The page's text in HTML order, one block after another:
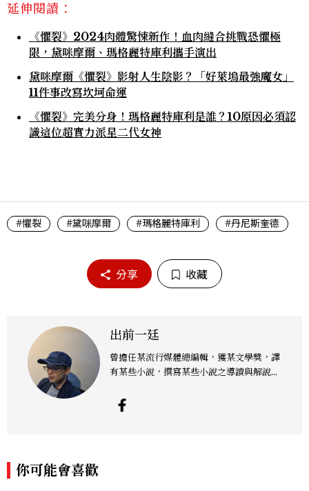
延伸閱讀：
《懼裂》2024肉體驚悚新作！血肉縫合挑戰恐懼極
限，黛咪摩爾、瑪格麗特庫利攜手演出
黛咪摩爾《懼裂》影射人生陰影？「好萊塢最強魔女」
11件事改寫坎坷命運
《懼裂》完美分身！瑪格麗特庫利是誰？10原因必須認
識這位超實力派星二代女神
#懼裂 #黛咪摩爾 #瑪格麗特庫利 #丹尼斯奎德
分享 收藏
出前一廷
曾擔任某流行媒體總編輯，獲某文學獎，譯
有某些小說，撰寫某些小說之導讀與解說類
乾脆在家看片，配上熱騰騰的泡麵，故以此
為名。臉書粉絲頁為「史蒂芬金銀銅鐵席
你可能會喜歡